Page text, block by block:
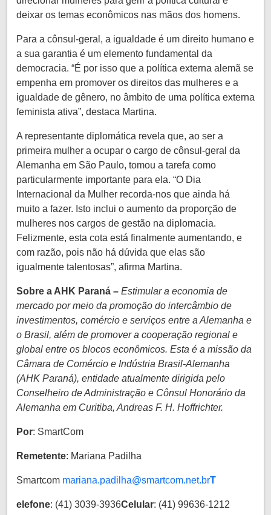
deixar os temas econômicos nas mãos dos homens.
Para a cônsul-geral, a igualdade é um direito humano e
a sua garantia é um elemento fundamental da
democracia. “É por isso que a política externa alemã se
empenha em promover os direitos das mulheres e a
igualdade de gênero, no âmbito de uma política externa
feminista ativa”, destaca Martina.
A representante diplomática revela que, ao ser a
primeira mulher a ocupar o cargo de cônsul-geral da
Alemanha em São Paulo, tomou a tarefa como
particularmente importante para ela. “O Dia
Internacional da Mulher recorda-nos que ainda há
muito a fazer. Isto inclui o aumento da proporção de
mulheres nos cargos de gestão na diplomacia.
Felizmente, esta cota está finalmente aumentando, e
com razão, pois não há dúvida que elas são
igualmente talentosas”, afirma Martina.
Sobre a AHK Paraná – Estimular a economia de
mercado por meio da promoção do intercâmbio de
investimentos, comércio e serviços entre a Alemanha e
o Brasil, além de promover a cooperação regional e
global entre os blocos econômicos. Esta é a missão da
Câmara de Comércio e Indústria Brasil-Alemanha
(AHK Paraná), entidade atualmente dirigida pelo
Conselheiro de Administração e Cônsul Honorário da
Alemanha em Curitiba, Andreas F. H. Hoffrichter.
Por: SmartCom
Remetente: Mariana Padilha
Smartcom mariana.padilha@smartcom.net.brT
elefone: (41) 3039-3936Celular: (41) 99636-1212